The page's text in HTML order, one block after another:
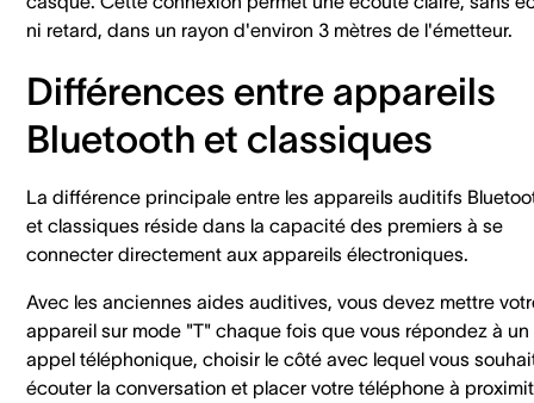
ni retard, dans un rayon d'environ 3 mètres de l'émetteur.
Différences entre appareils
Bluetooth et classiques
La différence principale entre les appareils auditifs
et classiques réside dans la capacité des premiers à se
connecter directement aux appareils électroniques.
Avec les anciennes aides auditives, vous devez mettre
appareil sur mode "T" chaque fois que vous répondez à un
appel téléphonique, choisir le côté avec lequel vous
écouter la conversation et placer votre téléphone à